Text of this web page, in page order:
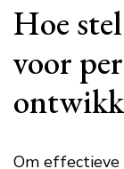
Hoe
voor
Om effectieve